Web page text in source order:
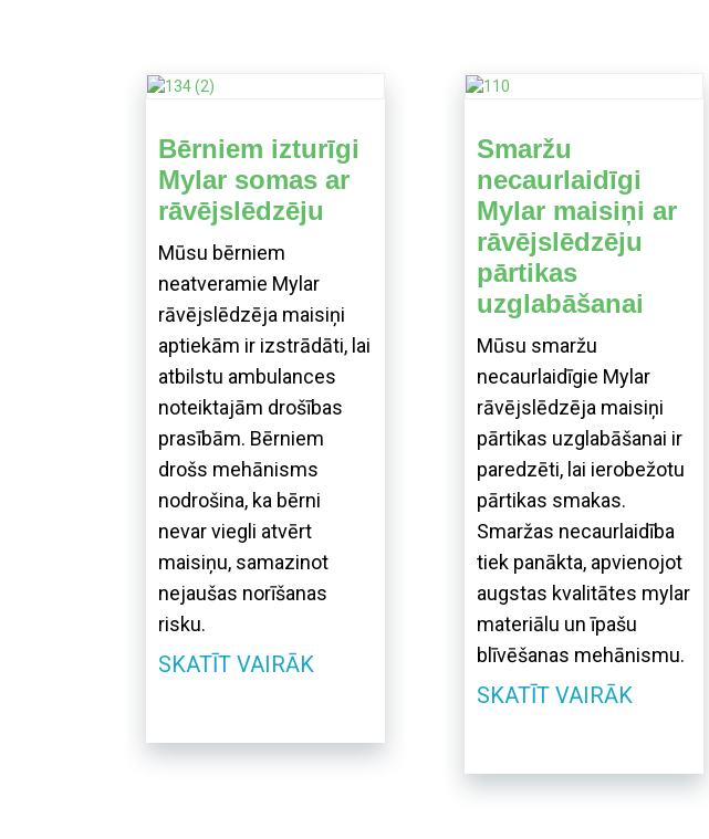
Bērniem izturīgi
Mylar somas ar
rāvējslēdzēju
Mūsu bērniem
neatveramie Mylar
rāvējslēdzēja maisiņi
aptiekām ir izstrādāti, lai
atbilstu ambulances
noteiktajām drošības
prasībām. Bērniem
drošs mehānisms
nodrošina, ka bērni
nevar viegli atvērt
maisiņu, samazinot
nejaušas norīšanas
risku.
SKATĪT VAIRĀK
Smaržu
necaurlaidīgi
Mylar maisiņi ar
rāvējslēdzēju
pārtikas
uzglabāšanai
Mūsu smaržu
necaurlaidīgie Mylar
rāvējslēdzēja maisiņi
pārtikas uzglabāšanai ir
paredzēti, lai ierobežotu
pārtikas smakas.
Smaržas necaurlaidība
tiek panākta, apvienojot
augstas kvalitātes mylar
materiālu un īpašu
blīvēšanas mehānismu.
SKATĪT VAIRĀK